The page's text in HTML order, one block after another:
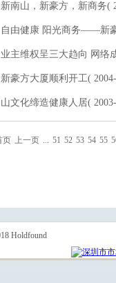
新南山，新豪方，新商务(
自由健康 阳光商务——新
业主维权呈三大趋向 网络
新豪方大厦顺利开工(
山文化缔造健康人居(
页 上一页 ... 51 52 53 54 55
Holdfound